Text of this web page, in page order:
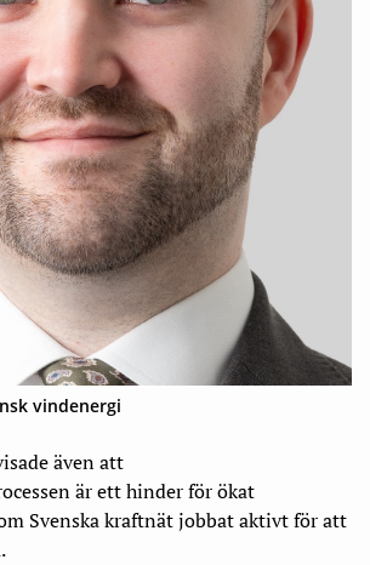
vindenergi
även att
är ett hinder för ökat
Svenska kraftnät jobbat aktivt för att